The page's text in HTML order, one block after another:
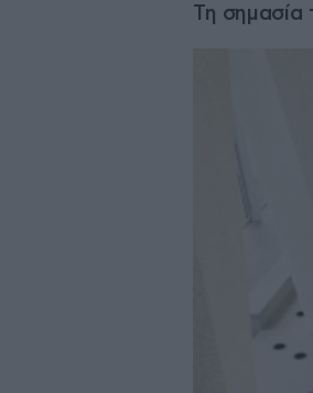
Τη σημασία